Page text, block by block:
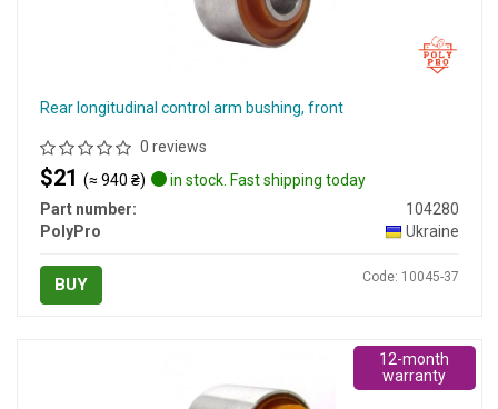
Rear longitudinal control arm bushing, front
0 reviews
$21 (≈ 940 ₴)
in stock. Fast shipping today
Part number:
104280
PolyPro
Ukraine
BUY Code: 10045-37
12-month
warranty